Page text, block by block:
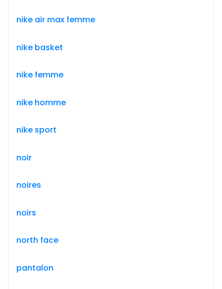
nike air max femme
nike basket
nike femme
nike homme
nike sport
noir
noires
noirs
north face
pantalon